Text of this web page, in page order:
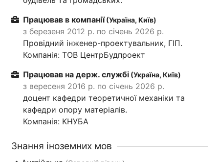
Працював в компанії(Україна, Київ)
з березеня 2012 р. по січень 2026 р.
Провідний інженер-проектувальник, ГІП.
Компанія: ТОВ ЦентрБудпроект
Працював на держ. службі (Україна, Київ)
з вересеня 2016 р. по січень 2026 р.
доцент кафедри теоретичної механіки та
кафедри опору матеріалів.
Компанія: КНУБА
Знання іноземних мов